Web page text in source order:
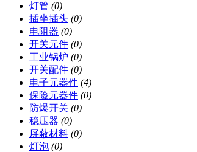
灯管 (0)
插坐插头 (0)
电阻器 (0)
开关元件 (0)
工业锅炉 (0)
开关配件 (0)
电子元器件 (4)
保险元器件 (0)
防爆开关 (0)
稳压器 (0)
屏蔽材料 (0)
灯泡 (0)